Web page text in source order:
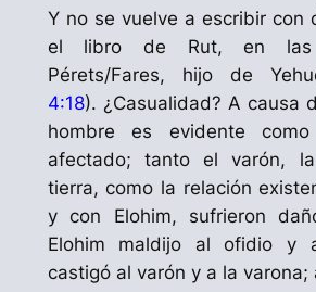
Y no se vuelve a escribir con
el libro de Rut, en
Pérets/Fares, hijo de
4:18). ¿Casualidad? A causa
hombre es evidente
afectado; tanto el varón,
tierra, como la relación
y con Elohim
Elohim maldijo al ofidio y
castigó al varón y a la varona;